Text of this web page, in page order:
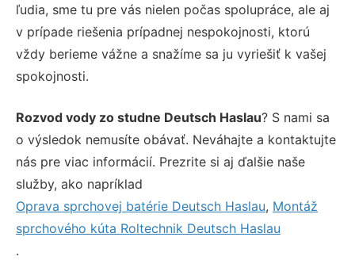
ľudia, sme tu pre vás nielen počas spolupráce, ale aj
v prípade riešenia prípadnej nespokojnosti, ktorú
vždy berieme vážne a snažíme sa ju vyriešiť k vašej
spokojnosti.
Rozvod vody zo studne Deutsch Haslau? S nami sa
o výsledok nemusíte obávať. Neváhajte a kontaktujte
nás pre viac informácií. Prezrite si aj ďalšie naše
služby, ako napríklad
Oprava sprchovej batérie Deutsch Haslau, Montáž
sprchového kúta Roltechnik Deutsch Haslau
.